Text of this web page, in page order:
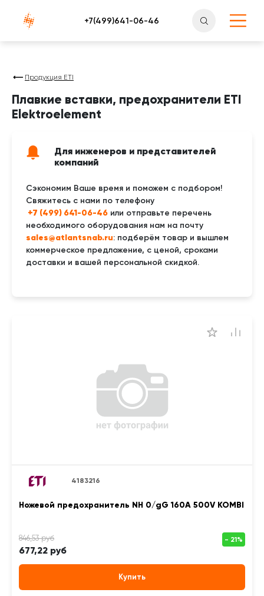
Атлантснаб
Продукция ETI
Плавкие вставки, предохранители ETI
Elektroelement
Для инженеров и представителей
компаний
Сэкономим Ваше время и поможем с подбором!
Свяжитесь с нами по телефону
+7 (499) 641-06-46 или отправьте перечень
необходимого оборудования нам на почту
sales@atlantsnab.ru: подберём товар и вышлем
коммерческое предложение, с ценой, сроками
доставки и вашей персональной скидкой.
4183216
Ножевой предохранитель NH 0/gG 160A 500V KOMBI
677,22 руб
Купить